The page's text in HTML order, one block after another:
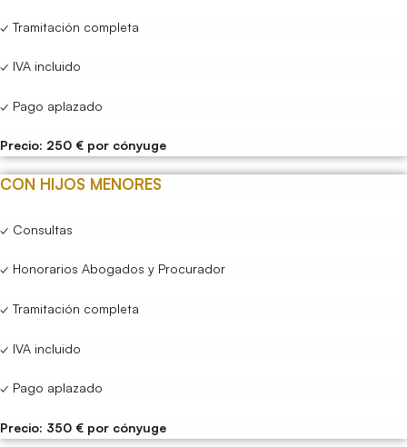
✓ Tramitación completa
✓ IVA incluido
✓ Pago aplazado
Precio: 250 € por cónyuge
CON HIJOS MENORES
✓ Consultas
✓ Honorarios Abogados y Procurador
✓ Tramitación completa
✓ IVA incluido
✓ Pago aplazado
Precio: 350 € por cónyuge